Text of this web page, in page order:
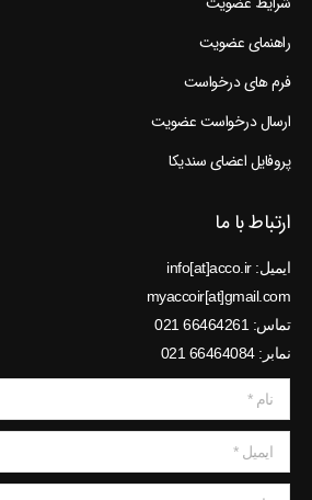
myaccoir[at]gmail.com
تماس: 66464261 021
نمابر: 66464084 021
نام *
ایمیل *
پیام